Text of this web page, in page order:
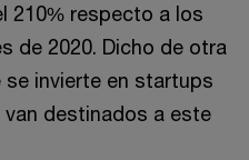
210% respecto a los
de 2020. Dicho de otra
invierte en startups
destinados a este